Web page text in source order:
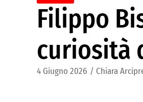
Filippo
curiosità
4 Giugno 2026 / Chiara